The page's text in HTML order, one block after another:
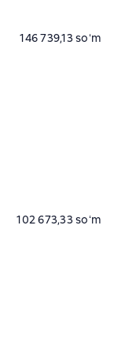
146 739,13 soʻm
102 673,33 soʻm